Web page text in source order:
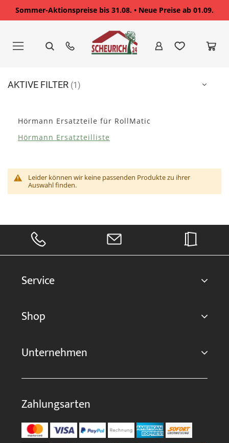
Sommer-Aktionspreise bis 31.08. • Neue Preise ab 01.09.
springen
Hörmann Ersatzteile für RollMatic
Hörmann Ersatzteilliste
Leider können wir keine passenden Produkte zu ihrer
Auswahl finden.
AKTIVE FILTER
Service
Shop
Unternehmen
Zahlungsarten